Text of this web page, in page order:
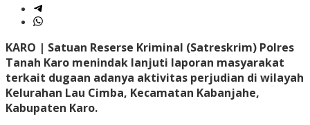
KARO | Satuan Reserse Kriminal (Satreskrim) Polres
Tanah Karo menindak lanjuti laporan masyarakat
terkait dugaan adanya aktivitas perjudian di wilayah
Kelurahan Lau Cimba, Kecamatan Kabanjahe,
Kabupaten Karo.